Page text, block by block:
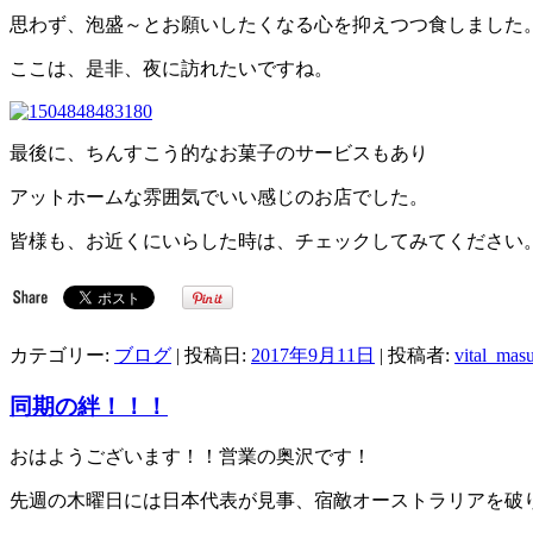
思わず、泡盛～とお願いしたくなる心を抑えつつ食しました。
ここは、是非、夜に訪れたいですね。
最後に、ちんすこう的なお菓子のサービスもあり
アットホームな雰囲気でいい感じのお店でした。
皆様も、お近くにいらした時は、チェックしてみてください。
カテゴリー: ブログ | 投稿日: 2017年9月11日 | 投稿者:
同期の絆！！！
おはようございます！！営業の奥沢です！
先週の木曜日には日本代表が見事、宿敵オーストラリアを破